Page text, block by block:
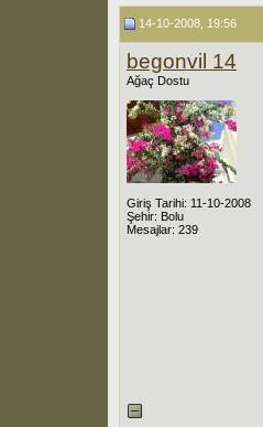
14-10-2008, 19:56
begonvil 14
Ağaç Dostu
Giriş Tarihi: 11-10-2008
Şehir: Bolu
Mesajlar: 239